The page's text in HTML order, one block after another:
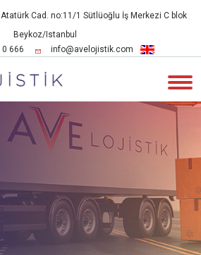
Cad. no:11/1 Sütlüoğlu İş Merkezi C blok
Beykoz/Istanbul
666
info@avelojistik.com